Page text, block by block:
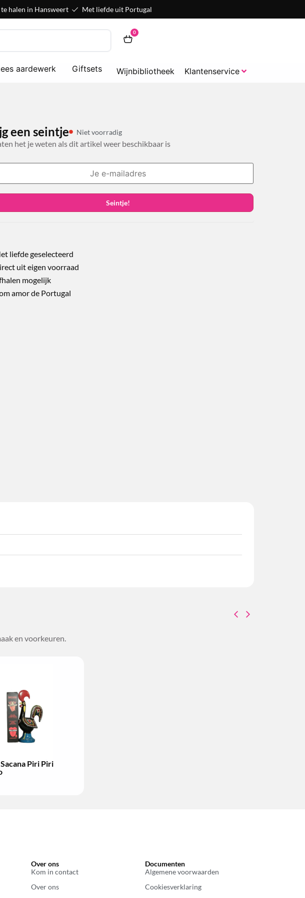
halen in Hansweert Met liefde uit Portugal
0
aardewerk Giftsets Wijnbibliotheek Klantenservice
een seintje Niet voorradig
het je weten als dit artikel weer beschikbaar is
Seintje!
liefde geselecteerd
uit eigen voorraad
mogelijk
amor de Portugal
en voorkeuren.
Over ons
Kom in contact
Over ons
Documenten
Algemene voorwaarden
Cookiesverklaring